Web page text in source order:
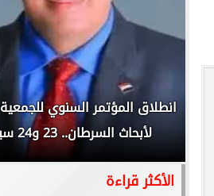
انطلاق المؤتمر السنوي
لأبحاث السرطان.. 23 و24 سبتمبر
الأكثر قراءة